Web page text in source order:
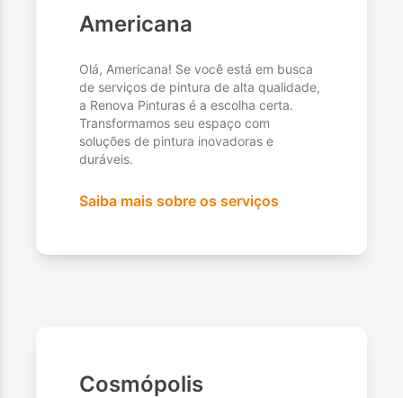
Americana
Olá, Americana! Se você está em busca
de serviços de pintura de alta qualidade,
a Renova Pinturas é a escolha certa.
Transformamos seu espaço com
soluções de pintura inovadoras e
duráveis.
Saiba mais sobre os serviços
Cosmópolis